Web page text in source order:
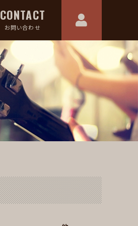
CONTACT
お問い合わせ